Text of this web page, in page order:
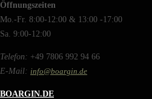
Öffnungszeiten
Mo.-Fr. 8:00-12:00 & 13:00 -17:00
Sa. 9:00-12:00
Telefon: +49 7806 992 94 66
E-Mail: info@boargin.de
BOARGIN.DE